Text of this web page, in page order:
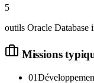
5
outils Oracle Database
Missions
01